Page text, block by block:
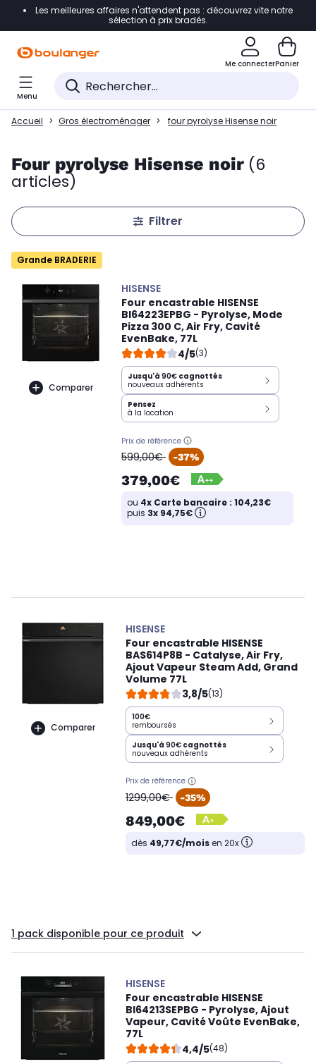
Accéder directement à la navigation
Accéder directement au pied de page
Accéder directement au chatbot
Les meilleures affaires n'attendent pas : découvrez vite notre
sélection à prix bradés.
Me connecterPanier
Menu
Accueil Gros électroménager four pyrolyse Hisense noir
Four pyrolyse Hisense noir (6
articles)
Filtrer
Grande BRADERIE
Comparer
HISENSE
Four encastrable HISENSE
BI64223EPBG - Pyrolyse, Mode
Pizza 300 C, Air Fry, Cavité
EvenBake, 77L
4/5(3)
Jusqu'à 90€ cagnottés
nouveaux adhérents
Pensez
à la location
Prix de référence
oldPrice
599,00€ -37%
379,00€
ou 4x Carte bancaire : 104,23€
puis 3x 94,75€
Comparer
HISENSE
Four encastrable HISENSE
BAS614P8B - Catalyse, Air Fry,
Ajout Vapeur Steam Add, Grand
Volume 77L
3,8/5(13)
100€
remboursés
Jusqu'à 90€ cagnottés
nouveaux adhérents
Prix de référence
oldPrice
1299,00€ -35%
849,00€
dès 49,77€/moisen 20x
1 pack disponible pour ce produit
HISENSE
Four encastrable HISENSE
BI64213SEPBG - Pyrolyse, Ajout
Vapeur, Cavité Voûte EvenBake,
77L
4,4/5(48)